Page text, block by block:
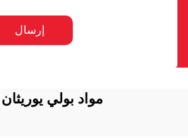
إرسال
مواد بولي